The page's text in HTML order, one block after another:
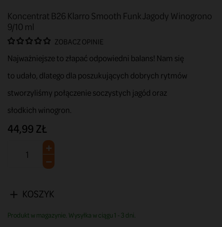
Koncentrat B26 Klarro Smooth Funk Jagody Winogrono
9/10 ml
ZOBACZ OPINIE
Najważniejsze to złapać odpowiedni balans! Nam się
to udało, dlatego dla poszukujących dobrych rytmów
stworzyliśmy połączenie soczystych jagód oraz
słodkich winogron.
44,99 ZŁ
KOSZYK
Produkt w magazynie. Wysyłka w ciągu 1 - 3 dni.